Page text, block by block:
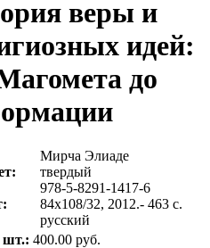
веры и
идей:
до
Мирча Элиаде
твердый
978-5-8291-1417-6
84х108/32, 2012.- 463 с.
русский
шт.: 400.00 руб.